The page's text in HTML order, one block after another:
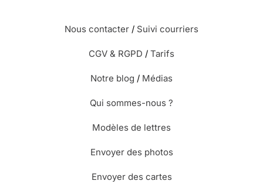
Nous contacter / Suivi courriers
CGV & RGPD / Tarifs
Notre blog / Médias
Qui sommes-nous ?
Modèles de lettres
Envoyer des photos
Envoyer des cartes